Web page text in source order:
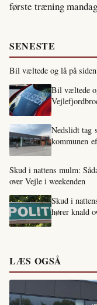
første træning
SENESTE
Bil væltede og lå på
Bil væltede
Nedslidt tag
kommunen
Skud i nattens mulm:
over Vejle i weekenden
Skud i
hører knald
LÆS OGSÅ